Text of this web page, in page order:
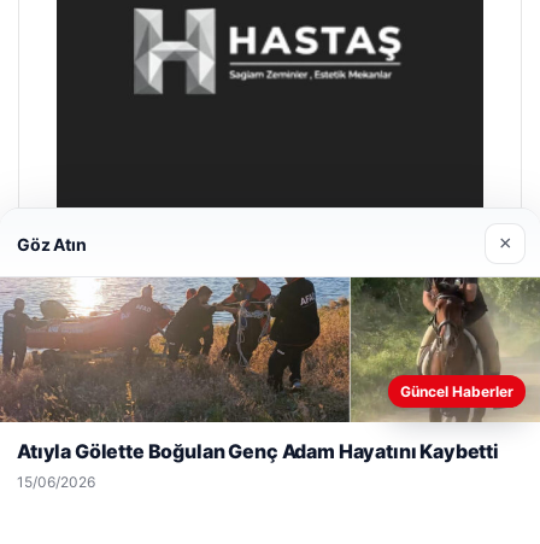
Enes Kaplan Avukatlık Bürosu
28/04/2026
Web sitemizi nasıl kullandığınızı daha iyi anlayabilmek,
deneyiminizi kişiselleştirmek ve geliştirmek amacıyla çerezler
Reddet Kabul Et
Göz Atın ×
Güncel Haberler
Atıyla Gölette Boğulan Genç Adam Hayatını Kaybetti
15/06/2026